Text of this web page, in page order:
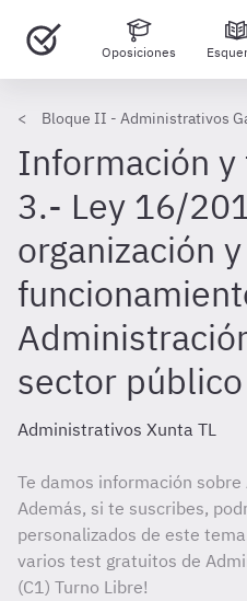
Oposiciones
Bloque II - Administrativos
Información y
3.- Ley 16/
organización y
sector
Administrativos Xunta TL
Te damos información
Además, si te suscribes,
personalizados de este
varios test gratuitos de
(C1) Turno Libre!